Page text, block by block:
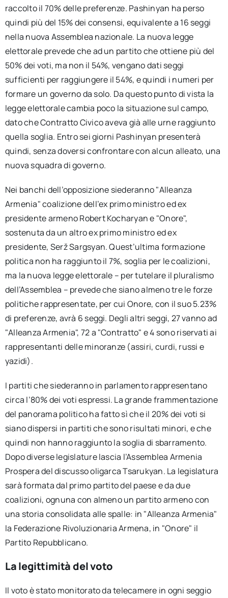
raccolto il 70% delle preferenze. Pashinyan ha perso
quindi più del 15% dei consensi, equivalente a 16 seggi
nella nuova Assemblea nazionale. La nuova legge
elettorale prevede che ad un partito che ottiene più del
50% dei voti, ma non il 54%, vengano dati seggi
sufficienti per raggiungere il 54%, e quindi i numeri per
formare un governo da solo. Da questo punto di vista la
legge elettorale cambia poco la situazione sul campo,
dato che Contratto Civico aveva già alle urne raggiunto
quella soglia. Entro sei giorni Pashinyan presenterà
quindi, senza doversi confrontare con alcun alleato, una
nuova squadra di governo.
Nei banchi dell’opposizione siederanno "Alleanza
Armenia" coalizione dell’ex primo ministro ed ex
presidente armeno Robert Kocharyan e "Onore",
sostenuta da un altro ex primo ministro ed ex
presidente, Serž Sargsyan. Quest’ultima formazione
politica non ha raggiunto il 7%, soglia per le coalizioni,
ma la nuova legge elettorale – per tutelare il pluralismo
dell’Assemblea – prevede che siano almeno tre le forze
politiche rappresentate, per cui Onore, con il suo 5.23%
di preferenze, avrà 6 seggi. Degli altri seggi, 27 vanno ad
"Alleanza Armenia", 72 a "Contratto" e 4 sono riservati ai
rappresentanti delle minoranze (assiri, curdi, russi e
yazidi).
I partiti che siederanno in parlamento rappresentano
circa l’80% dei voti espressi. La grande frammentazione
del panorama politico ha fatto sì che il 20% dei voti si
siano dispersi in partiti che sono risultati minori, e che
quindi non hanno raggiunto la soglia di sbarramento.
Dopo diverse legislature lascia l’Assemblea Armenia
Prospera del discusso oligarca Tsarukyan. La legislatura
sarà formata dal primo partito del paese e da due
coalizioni, ognuna con almeno un partito armeno con
una storia consolidata alle spalle: in "Alleanza Armenia"
la Federazione Rivoluzionaria Armena, in "Onore" il
Partito Repubblicano.
La legittimità del voto
Il voto è stato monitorato da telecamere in ogni seggio